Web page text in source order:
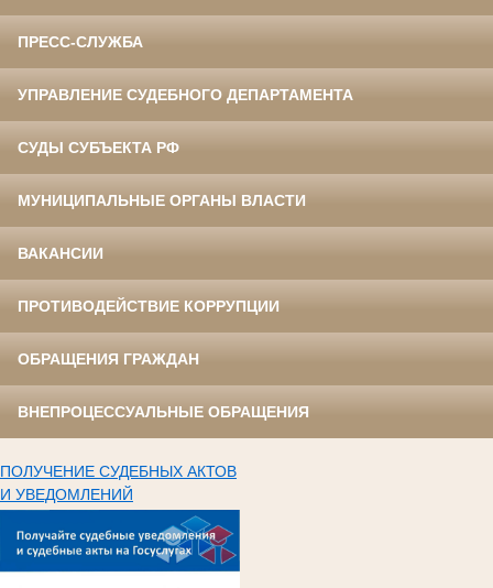
ПРЕСС-СЛУЖБА
УПРАВЛЕНИЕ СУДЕБНОГО ДЕПАРТАМЕНТА
СУДЫ СУБЪЕКТА РФ
МУНИЦИПАЛЬНЫЕ ОРГАНЫ ВЛАСТИ
ВАКАНСИИ
ПРОТИВОДЕЙСТВИЕ КОРРУПЦИИ
ОБРАЩЕНИЯ ГРАЖДАН
ВНЕПРОЦЕССУАЛЬНЫЕ ОБРАЩЕНИЯ
ПОЛУЧЕНИЕ СУДЕБНЫХ АКТОВ
И УВЕДОМЛЕНИЙ